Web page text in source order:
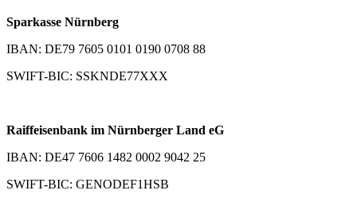
Sparkasse Nürnberg
IBAN: DE79 7605 0101 0190 0708 88
SWIFT-BIC: SSKNDE77XXX
Raiffeisenbank im Nürnberger Land eG
IBAN: DE47 7606 1482 0002 9042 25
SWIFT-BIC: GENODEF1HSB